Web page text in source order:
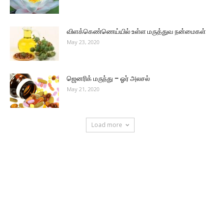
விளக்கெண்ணெய்யில் உள்ள மருத்துவ நன்மைகள்
May 23, 2020
ஜெனரிக் மருந்து – ஓர் அலசல்
May 21, 2020
Load more